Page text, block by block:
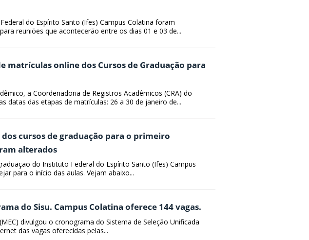
do Espírito Santo (Ifes) Campus Colatina foram
reuniões que acontecerão entre os dias 01 e 03 de...
matrículas online dos Cursos de Graduação para
a Coordenadoria de Registros Acadêmicos (CRA) do
datas das etapas de matrículas: 26 a 30 de janeiro de...
cursos de graduação para o primeiro
alterados
do Instituto Federal do Espírito Santo (Ifes) Campus
para o início das aulas. Vejam abaixo...
do Sisu. Campus Colatina oferece 144 vagas.
divulgou o cronograma do Sistema de Seleção Unificada
das vagas oferecidas pelas...